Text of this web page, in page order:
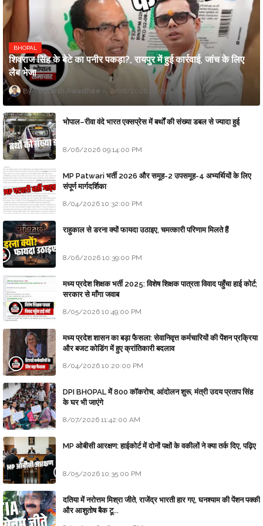
BHOPAL
शिवराज सिंह के बेटे का पनीर पकड़ा?, रायपुर में हुई कार्रवाई, जांच के लिए
लैब भेजा
Updesh Awasthee 8/06/2026 10:09:00 PM
भोपाल–रीवा वंदे भारत एक्सप्रेस में बर्थों की संख्या डबल से ज्यादा हुई
8/06/2026 09:14:00 PM
MP Patwari भर्ती 2026 और समूह-2 उपसमूह-4 अभ्यर्थियों के लिए
संपूर्ण मार्गदर्शिका
8/04/2026 10:32:00 PM
राहुकाल से डरना क्यों फायदा उठाइए, चमत्कारी परिणाम मिलते हैं
8/06/2026 10:39:00 PM
मध्य प्रदेश शिक्षक भर्ती 2025: विशेष शिक्षक पात्रता विवाद पहुँचा हाई कोर्ट;
सरकार से माँगा जवाब
8/05/2026 10:49:00 PM
मध्य प्रदेश शासन का बड़ा फैसला: सेवानिवृत्त कर्मचारियों की पेंशन प्रक्रिया
और बजट कोडिंग में हुए क्रांतिकारी बदलाव
8/04/2026 10:20:00 PM
DPI BHOPAL में 800 कॉकरोच, आंदोलन शुरू, मंत्री उदय प्रताप सिंह
के घर भी जाएंगे
8/07/2026 11:42:00 AM
MP ओबीसी आरक्षण: हाईकोर्ट में दोनों पक्षों के वकीलों ने क्या तर्क दिए, पढ़िए
8/05/2026 10:35:00 PM
दतिया में नरोत्तम मिश्रा जीते, राजेंद्र भारती हार गए, घनश्याम की पेंशन पक्की
और आशुतोष बैक टू...